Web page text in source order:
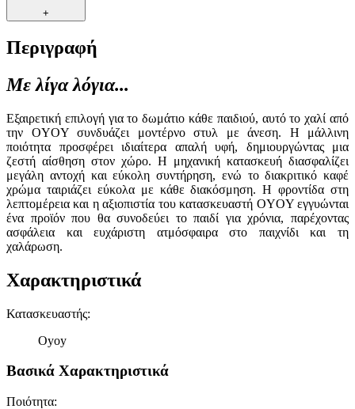
+
Περιγραφή
Με λίγα λόγια...
Εξαιρετική επιλογή για το δωμάτιο κάθε παιδιού, αυτό το χαλί από
την OYOY συνδυάζει μοντέρνο στυλ με άνεση. Η μάλλινη
ποιότητα προσφέρει ιδιαίτερα απαλή υφή, δημιουργώντας μια
ζεστή αίσθηση στον χώρο. Η μηχανική κατασκευή διασφαλίζει
μεγάλη αντοχή και εύκολη συντήρηση, ενώ το διακριτικό καφέ
χρώμα ταιριάζει εύκολα με κάθε διακόσμηση. Η φροντίδα στη
λεπτομέρεια και η αξιοπιστία του κατασκευαστή OYOY εγγυώνται
ένα προϊόν που θα συνοδεύει το παιδί για χρόνια, παρέχοντας
ασφάλεια και ευχάριστη ατμόσφαιρα στο παιχνίδι και τη
χαλάρωση.
Χαρακτηριστικά
Κατασκευαστής:
Oyoy
Βασικά Χαρακτηριστικά
Ποιότητα: